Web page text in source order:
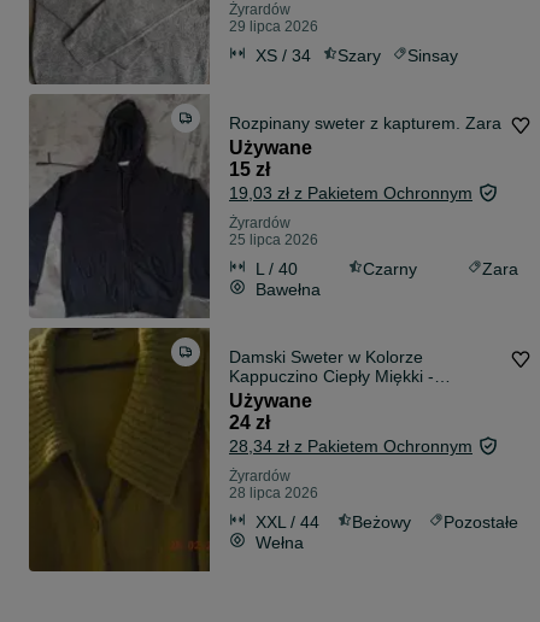
Żyrardów
29 lipca 2026
XS / 34 Szary Sinsay
Rozpinany sweter z kapturem. Zara
Używane
15 zł
19,03 zł z Pakietem Ochronnym
Żyrardów
25 lipca 2026
L / 40 Czarny
Zara
Bawełna
Damski Sweter w Kolorze
Kappuczino Ciepły Miękki -
Merkuriusz r.42-46
Używane
24 zł
28,34 zł z Pakietem Ochronnym
Żyrardów
28 lipca 2026
XXL / 44 Beżowy
Pozostałe
Wełna